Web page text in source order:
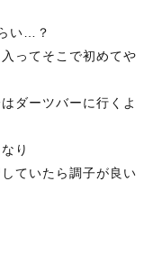
い…？
ってそこで初めてや
ダーツバーに行くよ
り
ていたら調子が良い